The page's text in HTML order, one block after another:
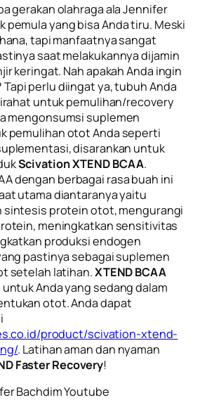
gerakan olahraga ala Jennifer
pemula yang bisa Anda tiru. Meski
tapi manfaatnya sangat
saat melakukannya dijamin
keringat. Nah apakah Anda ingin
perlu diingat ya, tubuh Anda
untuk pemulihan/recovery
mengonsumsi suplemen
pemulihan otot Anda seperti
disarankan untuk
Scivation XTEND BCAA.
dengan berbagai rasa buah ini
utama diantaranya yaitu
sintesis protein otot, mengurangi
meningkatkan sensitivitas
produksi endogen
pastinya sebagai suplemen
setelah latihan.XTEND BCAA
Anda yang sedang dalam
otot. Anda dapat
product/scivation-xtend-
. Latihan aman dan nyaman
Faster Recovery!
Bachdim Youtube